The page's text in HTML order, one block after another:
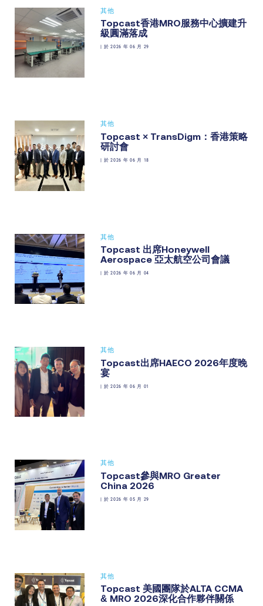
其他
Topcast香港MRO服務中心擴建升
級圓滿落成
於 2026 年 06 月 29
其他
Topcast × TransDigm：香港策略
研討會
於 2026 年 06 月 18
其他
Topcast 出席Honeywell
Aerospace 亞太航空公司會議
於 2026 年 06 月 04
其他
Topcast出席HAECO 2026年度晚
宴
| 於 2026 年 06 月 01
其他
Topcast參與MRO Greater
China 2026
於 2026 年 05 月 29
其他
Topcast 美國團隊於ALTA CCMA
& MRO 2026深化合作夥伴關係